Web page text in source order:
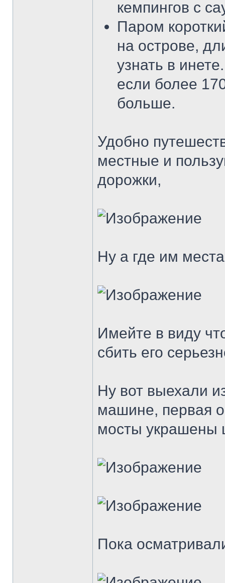
кемпингов с
Паром
на острове,
узнать в
если более
больше.
Удобно
местные и
дорожки,
Ну а где им
Имейте в виду
сбить его
Ну вот выехали
машине, первая
мосты украшены
Пока